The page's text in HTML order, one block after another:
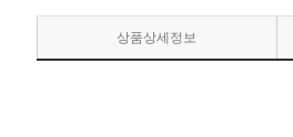
상품상세정보